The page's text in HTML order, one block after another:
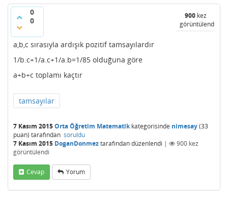
0
0
900 kez
görüntülendi
a,b,c sırasıyla ardışık pozitif tamsayılardır
1/b.c+1/a.c+1/a.b=1/85 olduğuna göre
a+b+c toplamı kaçtır
tamsayılar
7 Kasım 2015Orta Öğretim Matematikkategorisinde nimesay(33
puan) tarafından soruldu
7 Kasım 2015 DoganDonmeztarafındandüzenlendi | 900 kez
görüntülendi
Cevap Yorum